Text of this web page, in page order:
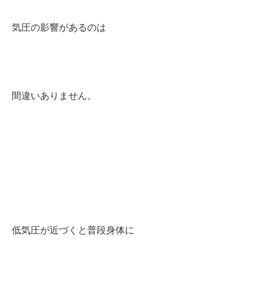
気圧の影響があるのは
間違いありません。
低気圧が近づくと普段身体に